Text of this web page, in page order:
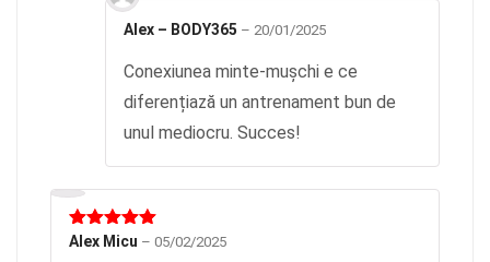
Alex – BODY365 – 20/01/2025
Conexiunea minte-mușchi e ce
diferențiază un antrenament bun de
unul mediocru. Succes!
Evaluat la
Alex Micu – 05/02/2025